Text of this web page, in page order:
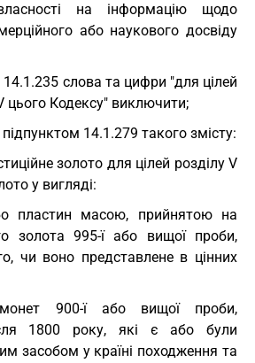
власності на інформацію щодо
або наукового досвіду
14.1.235 слова та цифри "для цілей
цього Кодексу" виключити;
14.1.279 такого змісту:
золото для цілей розділу V
у вигляді:
пластин масою, прийнятою на
золота 995-ї або вищої проби,
чи воно представлене в цінних
900-ї або вищої проби,
1800 року, які є або були
засобом у країні походження та